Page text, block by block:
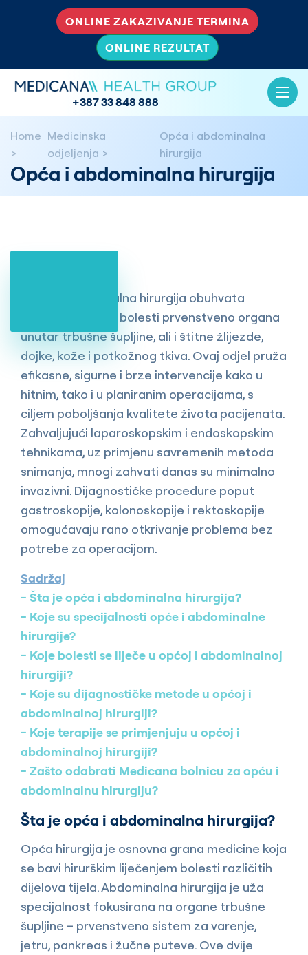
ONLINE ZAKAZIVANJE TERMINA
ONLINE REZULTAT
+387 33 848 888
Home Medicinska
odjeljenja
Opća i abdominalna
hirurgija
Opća i abdominalna hirurgija
Opća i abdominalna hirurgija obuhvata
hirurško liječenje bolesti prvenstveno organa
unutar trbušne šupljine, ali i štitne žlijezde,
dojke, kože i potkožnog tkiva. Ovaj odjel pruža
efikasne, sigurne i brze intervencije kako u
hitnim, tako i u planiranim operacijama, s
ciljem poboljšanja kvalitete života pacijenata.
Zahvaljujući laparoskopskim i endoskopskim
tehnikama, uz primjenu savremenih metoda
snimanja, mnogi zahvati danas su minimalno
invazivni. Dijagnostičke procedure poput
gastroskopije, kolonoskopije i rektoskopije
omogućavaju rano otkrivanje problema bez
potrebe za operacijom.
Sadržaj
Šta je opća i abdominalna hirurgija?
Koje su specijalnosti opće i abdominalne
hirurgije?
Koje bolesti se liječe u općoj i abdominalnoj
hirurgiji?
Koje su dijagnostičke metode u općoj i
abdominalnoj hirurgiji?
Koje terapije se primjenjuju u općoj i
abdominalnoj hirurgiji?
Zašto odabrati Medicana bolnicu za opću i
abdominalnu hirurgiju?
Šta je opća i abdominalna hirurgija?
Opća hirurgija je osnovna grana medicine koja
se bavi hirurškim liječenjem bolesti različitih
dijelova tijela. Abdominalna hirurgija je uža
specijalnost fokusirana na organe trbušne
šupljine – prvenstveno sistem za varenje,
jetru, pankreas i žučne puteve. Ove dvije